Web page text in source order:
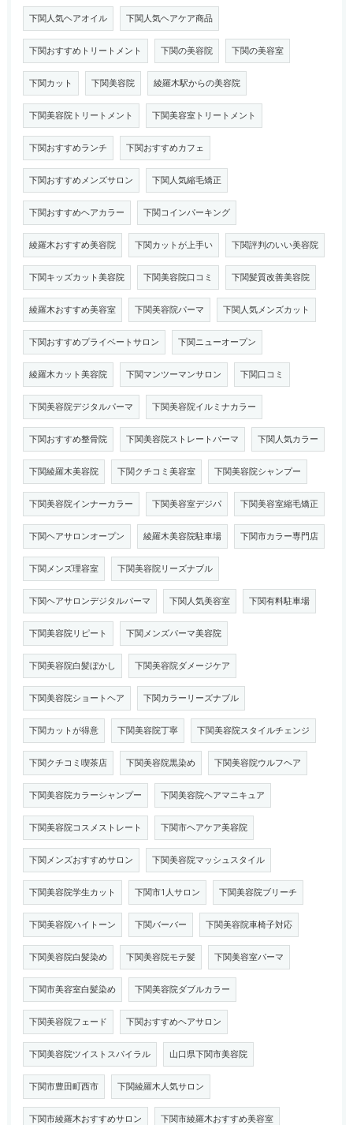
下関人気ヘアオイル 下関人気ヘアケア商品
下関おすすめトリートメント 下関の美容院 下関の美容室
下関カット 下関美容院 綾羅木駅からの美容院
下関美容院トリートメント 下関美容室トリートメント
下関おすすめランチ 下関おすすめカフェ
下関おすすめメンズサロン 下関人気縮毛矯正
下関おすすめヘアカラー 下関コインパーキング
綾羅木おすすめ美容院 下関カットが上手い 下関評判のいい美容院
下関キッズカット美容院 下関美容院口コミ 下関髪質改善美容院
綾羅木おすすめ美容室 下関美容院パーマ 下関人気メンズカット
下関おすすめプライベートサロン 下関ニューオープン
綾羅木カット美容院 下関マンツーマンサロン 下関口コミ
下関美容院デジタルパーマ 下関美容院イルミナカラー
下関おすすめ整骨院 下関美容院ストレートパーマ 下関人気カラー
下関綾羅木美容院 下関クチコミ美容室 下関美容院シャンプー
下関美容院インナーカラー 下関美容室デジパ 下関美容室縮毛矯正
下関ヘアサロンオープン 綾羅木美容院駐車場 下関市カラー専門店
下関メンズ理容室 下関美容院リーズナブル
下関ヘアサロンデジタルパーマ 下関人気美容室 下関有料駐車場
下関美容院リピート 下関メンズパーマ美容院
下関美容院白髪ぼかし 下関美容院ダメージケア
下関美容院ショートヘア 下関カラーリーズナブル
下関カットが得意 下関美容院丁寧 下関美容院スタイルチェンジ
下関クチコミ喫茶店 下関美容院黒染め 下関美容院ウルフヘア
下関美容院カラーシャンプー 下関美容院ヘアマニキュア
下関美容院コスメストレート 下関市ヘアケア美容院
下関メンズおすすめサロン 下関美容院マッシュスタイル
下関美容院学生カット 下関市1人サロン 下関美容院ブリーチ
下関美容院ハイトーン 下関バーバー 下関美容院車椅子対応
下関美容院白髪染め 下関美容院モテ髪 下関美容室パーマ
下関市美容室白髪染め 下関美容院ダブルカラー
下関美容院フェード 下関おすすめヘアサロン
下関美容院ツイストスパイラル 山口県下関市美容院
下関市豊田町西市 下関綾羅木人気サロン
下関市綾羅木おすすめサロン 下関市綾羅木おすすめ美容室